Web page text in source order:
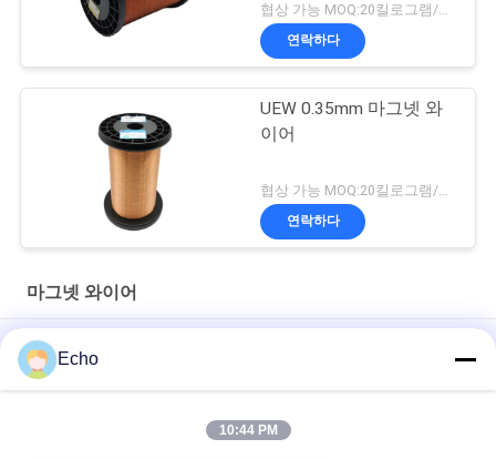
협상 가능 MOQ:20킬로그램/킬로그램
연락하다
UEW 0.35mm 마그넷 와
이어
연락하다
마그넷 와이어
폴리우레탄 0.06mm 자석 와이어 구리 에나멜 권선
0.15mm 에나멜 코팅 구리 권선 와이어 에나멜 와이어 게이지 차
Echo
10:44 PM